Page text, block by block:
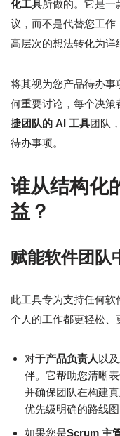
化工具所做的。它是
议，而不是代替您工
高层次的想法转化为详
将其视为您产品待办
何重要讨论，每个决策
捷团队的 AI 工具团队
待办事项。
谁从结构化
益？
赋能软件团队
此工具专为支持任何
个人的工作都更轻松、
对于产品负责人 以及
伴。它帮助您清晰
并确保团队在构建
优先级明确的路线图
如果您是Scrum 主